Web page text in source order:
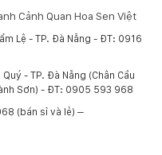
Cảnh Quan Hoa Sen Việt
Lệ - TP. Đà Nẵng - ĐT: 0916
- TP. Đà Nẵng (Chân Cầu
Sơn) - ĐT: 0905 593 968
(bán sỉ và lẻ) –